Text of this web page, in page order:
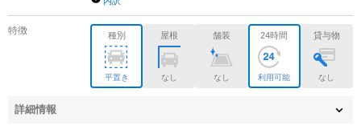
特徴 種別
平置き
屋根
なし
舗装
なし
24時間
利用可能
貸与物
なし
詳細情報